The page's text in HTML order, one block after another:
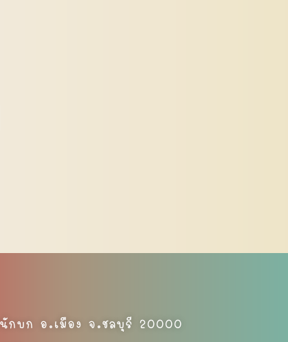
กบก อ.เมือง จ.ชลบุรี 20000